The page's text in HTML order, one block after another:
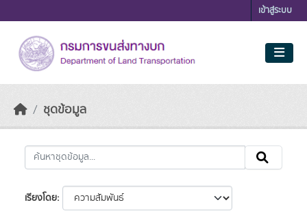
เข้าสู่ระบบ
ชุดข้อมูล
เรียงโดย